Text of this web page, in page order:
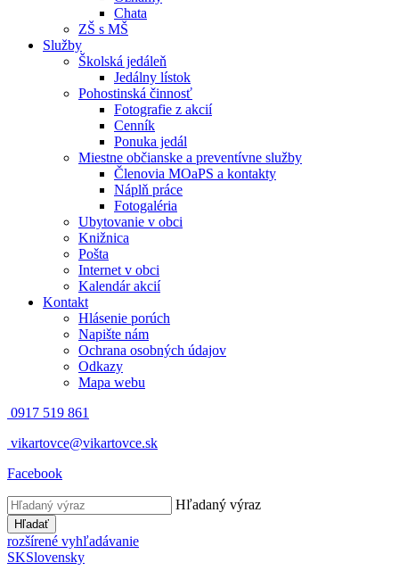
Chata
ZŠ s MŠ
Služby
Školská jedáleň
Jedálny lístok
Pohostinská činnosť
Fotografie z akcií
Cenník
Ponuka jedál
Miestne občianske a preventívne služby
Členovia MOaPS a kontakty
Náplň práce
Fotogaléria
Ubytovanie v obci
Knižnica
Pošta
Internet v obci
Kalendár akcií
Kontakt
Hlásenie porúch
Napište nám
Ochrana osobných údajov
Odkazy
Mapa webu
0917 519 861
vikartovce@vikartovce.sk
Facebook
Hľadaný výraz
Hľadať
rozšírené vyhľadávanie
SKSlovensky